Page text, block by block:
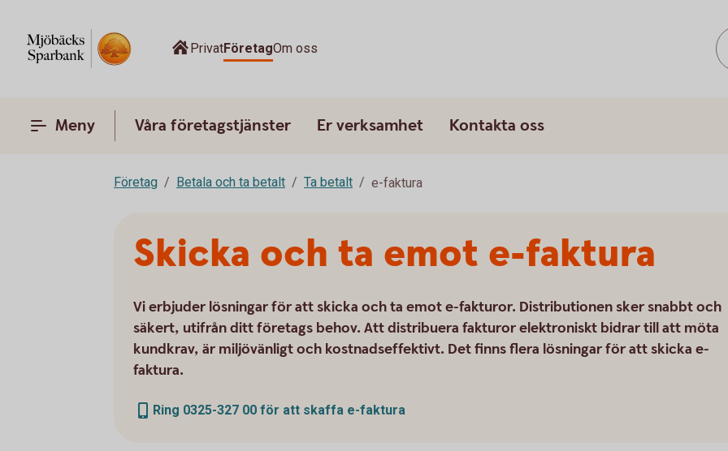
PrivatFöretagOm oss
Meny Våra företagstjänster Er verksamhet Kontakta oss
Företag Betala och ta betalt Ta betalt e-faktura
Skicka och ta emot e-faktura
Vi erbjuder lösningar för att skicka och ta emot e-fakturor. Distributionen sker snabbt och
säkert, utifrån ditt företags behov. Att distribuera fakturor elektroniskt bidrar till att möta
kundkrav, är miljövänligt och kostnadseffektivt. Det finns flera lösningar för att skicka e-
faktura.
Ring 0325-327 00 för att skaffa e-faktura